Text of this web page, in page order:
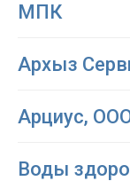
МПК
Архыз
Арциус,
Воды